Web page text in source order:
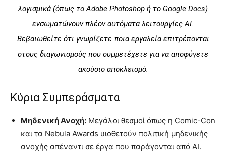
λογισμικά (όπως το Adobe Photoshop ή το Google Docs)
ενσωματώνουν πλέον αυτόματα λειτουργίες AI.
Βεβαιωθείτε ότι γνωρίζετε ποια εργαλεία επιτρέπονται
στους διαγωνισμούς που συμμετέχετε για να αποφύγετε
ακούσιο αποκλεισμό.
Κύρια Συμπεράσματα
Μηδενική Ανοχή: Μεγάλοι θεσμοί όπως η Comic-Con
και τα Nebula Awards υιοθετούν πολιτική μηδενικής
ανοχής απέναντι σε έργα που παράγονται από AI.